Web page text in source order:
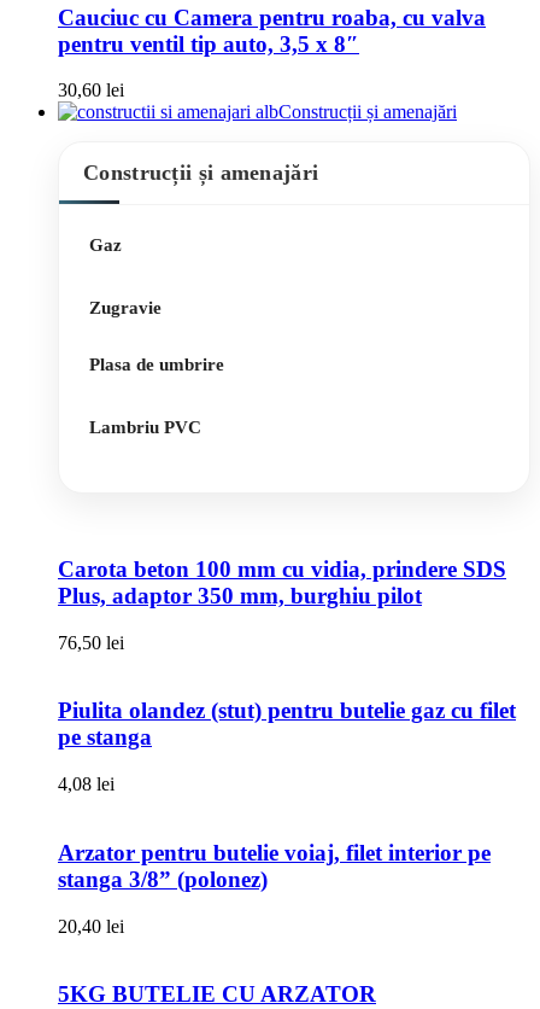
Cauciuc cu Camera pentru roaba, cu valva
pentru ventil tip auto, 3,5 x 8″
30,60 lei
Construcții și amenajări
Construcții și amenajări
Gaz
Zugravie
Plasa de umbrire
Lambriu PVC
Carota beton 100 mm cu vidia, prindere SDS
Plus, adaptor 350 mm, burghiu pilot
76,50 lei
Piulita olandez (stut) pentru butelie gaz cu filet
pe stanga
4,08 lei
Arzator pentru butelie voiaj, filet interior pe
stanga 3/8” (polonez)
20,40 lei
5KG BUTELIE CU ARZATOR